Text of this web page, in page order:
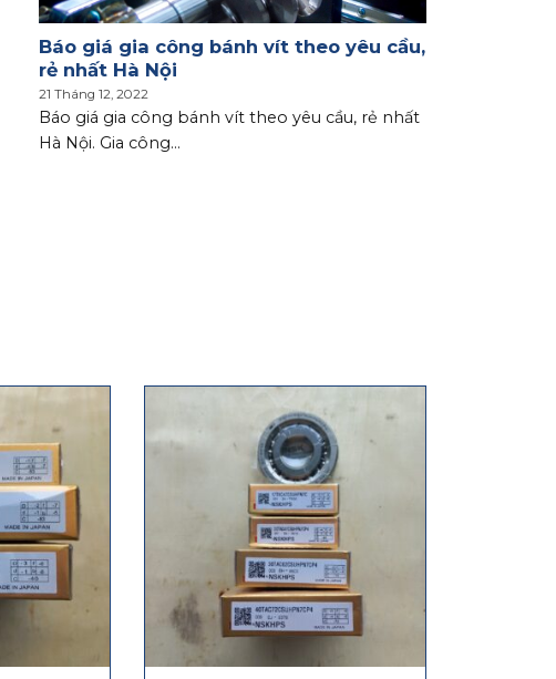
Báo giá gia công bánh vít theo yêu cầu,
rẻ nhất Hà Nội
21 Tháng 12, 2022
Báo giá gia công bánh vít theo yêu cầu, rẻ nhất
Hà Nội. Gia công...